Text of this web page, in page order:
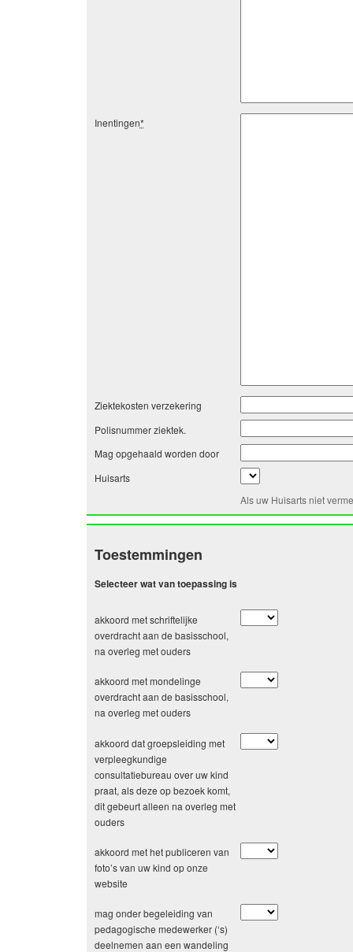
Inentingen*
Ziektekosten verzekering
Polisnummer ziektek.
Mag opgehaald worden door
Huisarts
Als uw Huisarts niet
Toestemmingen
Selecteer wat van toepassing is
akkoord met schriftelijke
overdracht aan de basisschool,
na overleg met ouders
akkoord met mondelinge
overdracht aan de basisschool,
na overleg met ouders
akkoord dat groepsleiding met
verpleegkundige
consultatiebureau over uw kind
praat, als deze op bezoek komt,
dit gebeurt alleen na overleg met
ouders
akkoord met het publiceren van
foto’s van uw kind op onze
website
mag onder begeleiding van
pedagogische medewerker (‘s)
deelnemen aan een wandeling